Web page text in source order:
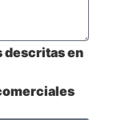
descritas en